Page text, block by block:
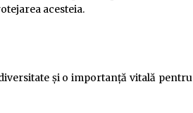
acesteia.
și o importanță vitală pentru